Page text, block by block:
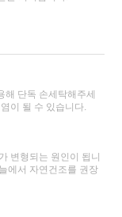
해 단독 손세탁해주세
이 될 수 있습니다.
변형되는 원인이 됩니
에서 자연건조를 권장